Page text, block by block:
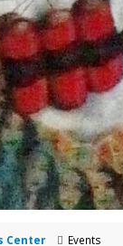
Center Events